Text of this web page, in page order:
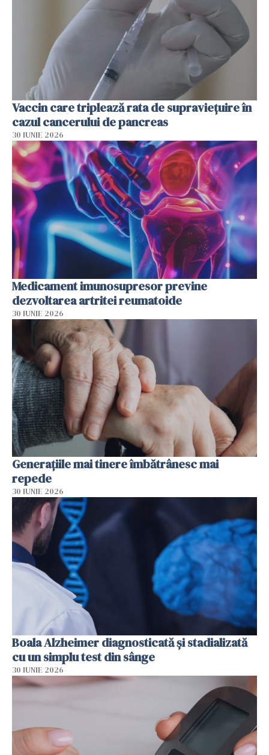
Vaccin care triplează rata de supraviețuire în
cazul cancerului de pancreas
30 IUNIE 2026
Medicament imunosupresor previne
dezvoltarea artritei reumatoide
30 IUNIE 2026
Generațiile mai tinere îmbătrânesc mai
repede
30 IUNIE 2026
Boala Alzheimer diagnosticată și stadializată
cu un simplu test din sânge
30 IUNIE 2026